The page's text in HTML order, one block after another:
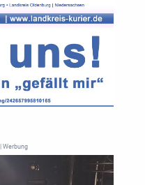
| Werbung